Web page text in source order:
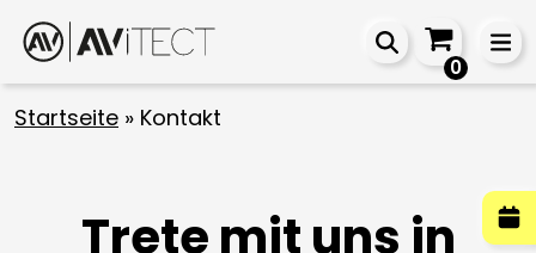
0
Startseite » Kontakt
Trete mit uns in